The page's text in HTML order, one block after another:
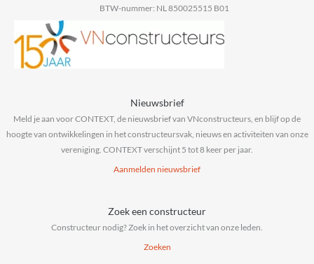
BTW-nummer: NL 850025515 B01
Nieuwsbrief
Meld je aan voor CONTEXT, de nieuwsbrief van VNconstructeurs, en blijf op de
hoogte van ontwikkelingen in het constructeursvak, nieuws en activiteiten van onze
vereniging. CONTEXT verschijnt 5 tot 8 keer per jaar.
Aanmelden nieuwsbrief
Zoek een constructeur
Constructeur nodig? Zoek in het overzicht van onze leden.
Zoeken